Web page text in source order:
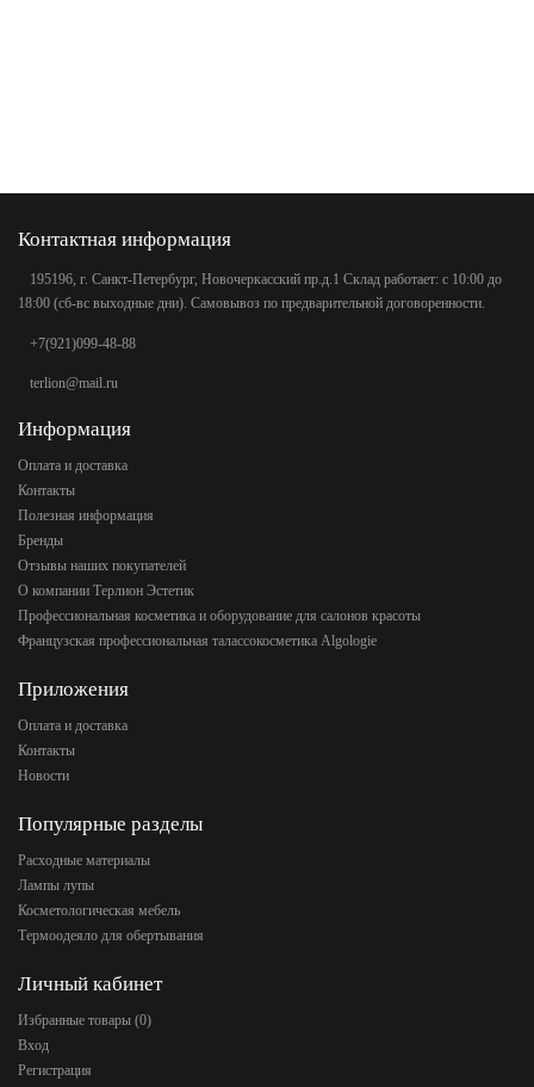
Контактная информация
195196, г. Санкт-Петербург, Новочеркасский пр.д.1 Склад работает: с 10:00 до
18:00 (сб-вс выходные дни). Самовывоз по предварительной договоренности.
+7(921)099-48-88
terlion@mail.ru
Информация
Оплата и доставка
Контакты
Полезная информация
Бренды
Отзывы наших покупателей
О компании Терлион Эстетик
Профессиональная косметика и оборудование для салонов красоты
Французская профессиональная талассокосметика Algologie
Приложения
Оплата и доставка
Контакты
Новости
Популярные разделы
Расходные материалы
Лампы лупы
Косметологическая мебель
Термоодеяло для обертывания
Личный кабинет
Избранные товары (0)
Вход
Регистрация